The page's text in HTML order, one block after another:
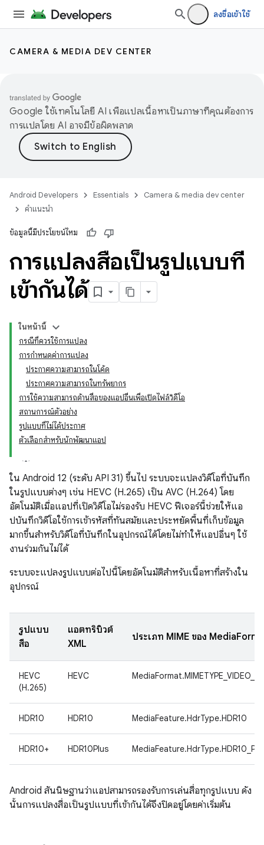
ลงชื่อเข้าใช้
CAMERA & MEDIA DEV CENTER
Google ใช้เทคโนโลยี AI เพื่อแปลเนื้อหาเป็นภาษาที่คุณต้องการ
การแปลโดย AI อาจมีข้อผิดพลาด
Android Developers Essentials
Camera & media dev center
คำแนะนำ
ข้อมูลนี้มีประโยชน์ไหม
การแปลงสื่อเป็นรูปแบบที่
เข้ากันได้
ในหน้านี้
กรณีที่ควรใช้การแปลง
การกำหนดค่าการแปลง
ประกาศความสามารถในโค้ด
ประกาศความสามารถในทรัพยากร
การใช้ความสามารถด้านสื่อของแอปอื่นเพื่อเปิดไฟล์วิดีโอ
สถานการณ์ตัวอย่าง
รูปแบบที่ไม่ได้ประกาศ
ตัวเลือกสำหรับนักพัฒนาแอป
ใน Android 12 (ระดับ API 31) ขึ้นไป ระบบจะแปลงวิดีโอที่บันทึก
ในรูปแบบต่างๆ เช่น HEVC (H.265) เป็น AVC (H.264) โดย
อัตโนมัติเมื่อแอปที่เปิดวิดีโอไม่รองรับ HEVC ฟีเจอร์นี้ช่วยให้แอ
ปบันทึกวิดีโอใช้การเข้ารหัสที่ทันสมัยและประหยัดพื้นที่เก็บข้อมูล
มากขึ้นสำหรับวิดีโอที่บันทึกในอุปกรณ์ได้โดยไม่ทำให้แอปอื่นๆ ใช้
งานร่วมกันไม่ได้
ระบบจะแปลงรูปแบบต่อไปนี้โดยอัตโนมัติสำหรับเนื้อหาที่สร้างใน
อุปกรณ์
รูปแบบ
สื่อ
แอตทริบิวต์
XML
ประเภท MIME ของ
HEVC
(H.265)
HEVC
HDR10 HDR10 MediaFeature.HdrType.HDR10
HDR10+ HDR10Plus
Android สันนิษฐานว่าแอปสามารถรองรับการเล่นสื่อทุกรูปแบบ ดัง
นั้นการแปลงสื่อเป็นรูปแบบที่เข้ากันได้จึงปิดอยู่โดยค่าเริ่มต้น